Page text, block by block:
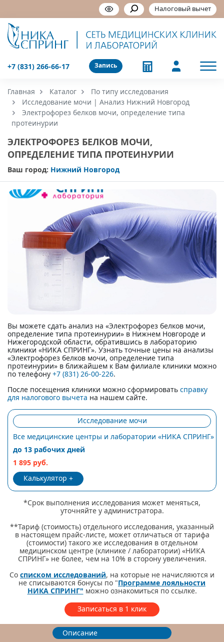
Налоговый вычет
Запись
+7 (831) 266-66-17
Главная Каталог
По типу исследования
Исследование мочи | Анализ Нижний Новгород
Электрофорез белков мочи, определение типа
протеинурии
ЭЛЕКТРОФОРЕЗ БЕЛКОВ МОЧИ,
ОПРЕДЕЛЕНИЕ ТИПА ПРОТЕИНУРИИ
Ваш город: Нижний Новгород
Вы можете сдать анализ на «Электрофорез белков мочи,
определение типа протеинурии» в Нижнем Новгороде и
Нижегородской области, обратившись в лабораторию
клиники «НИКА СПРИНГ». Узнать точные цены на анализы
«Электрофорез белков мочи, определение типа
протеинурии» в ближайшем к Вам филиале клиники можно
по телефону +7 (831) 26-00-226.
После посещения клиники можно сформировать справку
для налогового вычета на нашем сайте.
Исследование мочи
Все медицинские центры и лаборатории «НИКА СПРИНГ»
до 13 рабочих дней
1 895 руб.
Калькулятор
*Срок выполнения исследования может меняться,
уточняйте у администратора.
**Тариф (стоимость) отдельного исследования, указанный
в настоящем прайс-листе, может отличаться от тарифа
(стоимости) такого же исследования в отдельном
медицинском центре (клинике / лаборатории) «НИКА
СПРИНГ» не более, чем на 10% в сторону увеличения.
Со списком исследований, на которые не начисляются и
не списываются бонусы по "Программе лояльности
НИКА СПРИНГ" можно ознакомиться по ссылке.
Записаться в 1 клик
Описание